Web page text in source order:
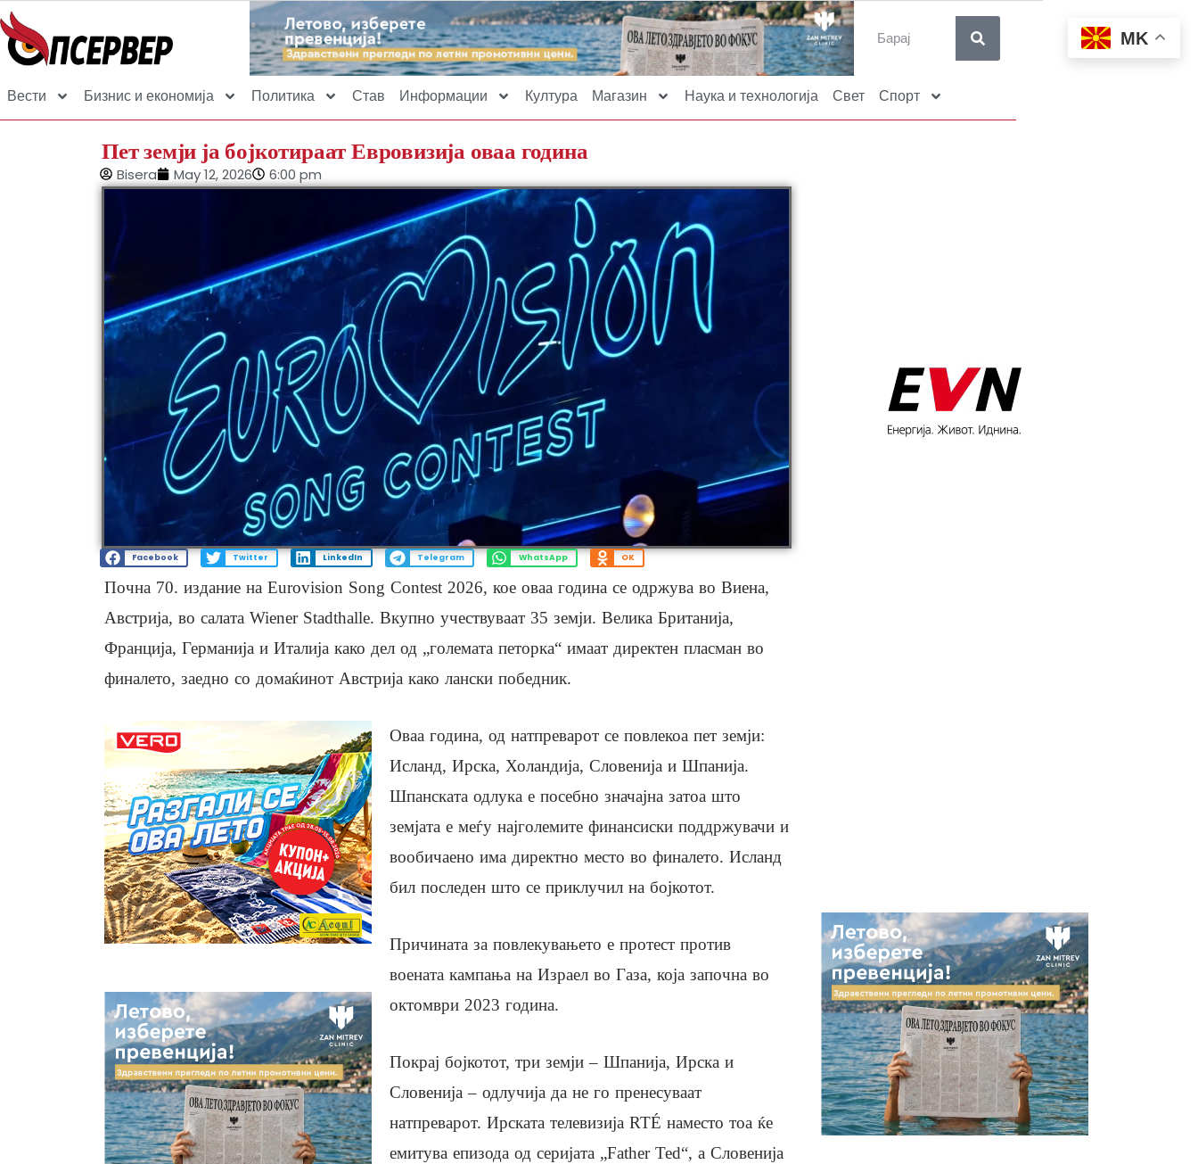
Вести Бизнис и економија Политика Став Информации Култура Магазин Наука и технологија Свет Спорт
Пет земји ја бојкотираат Евровизија оваа година
Bisera May 12, 2026 6:00 pm
Facebook Twitter LinkedIn Telegram WhatsApp OK
Почна 70. издание на Eurovision Song Contest 2026, кое оваа година се одржува во Виена,
Австрија, во салата Wiener Stadthalle. Вкупно учествуваат 35 земји. Велика Британија,
Франција, Германија и Италија како дел од „големата петорка“ имаат директен пласман во
финалето, заедно со домаќинот Австрија како лански победник.
Оваа година, од натпреварот се повлекоа пет земји:
Исланд, Ирска, Холандија, Словенија и Шпанија.
Шпанската одлука е посебно значајна затоа што
земјата е меѓу најголемите финансиски поддржувачи и
вообичаено има директно место во финалето. Исланд
бил последен што се приклучил на бојкотот.
Причината за повлекувањето е протест против
воената кампања на Израел во Газа, која започна во
октомври 2023 година.
Покрај бојкотот, три земји – Шпанија, Ирска и
Словенија – одлучија да не го пренесуваат
натпреварот. Ирската телевизија RTÉ наместо тоа ќе
емитува епизода од серијата „Father Ted“, а Словенија
MK